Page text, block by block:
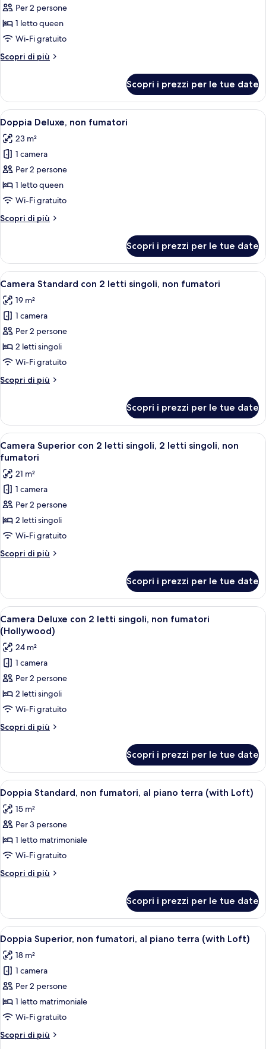
per
Doppia
Superior,
fumatori
Per 2 persone
1 letto queen
Wi-Fi gratuito
Scopri di più
Altri
Superior,
non
fumatori
Scopri i prezzi per le tue date
Apri
tutte
le
foto
per
Doppia
Deluxe,
fumatori
Camera d'albergo con un letto, una
4
Doppia Deluxe, non fumatori
23 m²
1 camera
Per 2 persone
1 letto queen
Wi-Fi gratuito
Scopri di più
Altri
Deluxe,
non
fumatori
Scopri i prezzi per le tue date
Apri
tutte
le
foto
per
Camera
Standard
2
non
fumatori
Camera d'albergo con due letti
3
Camera Standard con 2 letti singoli, non fumatori
19 m²
1 camera
Per 2 persone
2 letti singoli
Wi-Fi gratuito
Scopri di più
Altri
Standard
con
2
letti
non
fumatori
Scopri i prezzi per le tue date
Apri
tutte
le
foto
per
Camera
Superior
con
2
letti
2
letti
singoli,
non
fumatori
Camera d'albergo con due letti,
5
Camera Superior con 2 letti singoli, 2 letti singoli, non
fumatori
21 m²
1 camera
Per 2 persone
2 letti singoli
Wi-Fi gratuito
Scopri di più
Altri
Superior
con
2
letti
singoli,
2
letti
singoli,
non
fumatori
Scopri i prezzi per le tue date
Apri
tutte
le
foto
per
Camera
Deluxe
con
2
letti
non
fumatori
(Hollywood)
Camera d'albergo moderna con un
3
Camera Deluxe con 2 letti singoli, non fumatori
(Hollywood)
24 m²
1 camera
Per 2 persone
2 letti singoli
Wi-Fi gratuito
Scopri di più
Altri
Deluxe
con
2
letti
singoli,
non
(Hollywood)
Scopri i prezzi per le tue date
Apri
tutte
le
foto
per
Doppia
Standard,
non
al
piano
terra
(with
Loft)
Una moderna camera d'albergo
4
Doppia Standard, non fumatori, al piano terra (with Loft)
15 m²
Per 3 persone
1 letto matrimoniale
Wi-Fi gratuito
Scopri di più
Altri
Standard,
non
fumatori,
piano
terra
Loft)
Scopri i prezzi per le tue date
Apri
tutte
le
foto
per
Doppia
Superior,
fumatori,
Una camera da letto compatta con
5
Doppia Superior, non fumatori, al piano terra (with Loft)
18 m²
1 camera
Per 2 persone
1 letto matrimoniale
Wi-Fi gratuito
Scopri di più
Altri